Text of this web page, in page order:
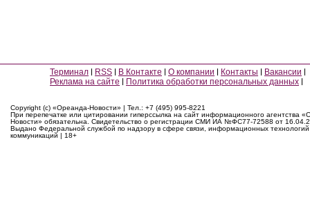
Терминал RSS В Контакте О компании Контакты
Вакансии
Реклама на сайте
Политика обработки персональных данных
Copyright (c) «Ореанда-Новости» | Тел.: +7 (495) 995-8221
При перепечатке или цитировании гиперссылка на сайт информационного агентства
Новости» обязательна. Свидетельство о регистрации СМИ ИА №ФС77-72588 от
Выдано Федеральной службой по надзору в сфере связи, информационных
коммуникаций | 18+